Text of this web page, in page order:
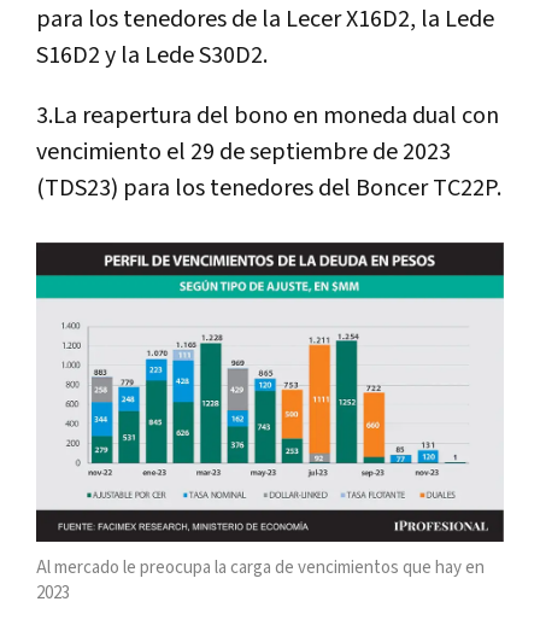
para los tenedores de la Lecer X16D2, la Lede
S16D2 y la Lede S30D2.
3.La reapertura del bono en moneda dual con
vencimiento el 29 de septiembre de 2023
(TDS23) para los tenedores del Boncer TC22P.
Al mercado le preocupa la carga de vencimientos que hay en
2023